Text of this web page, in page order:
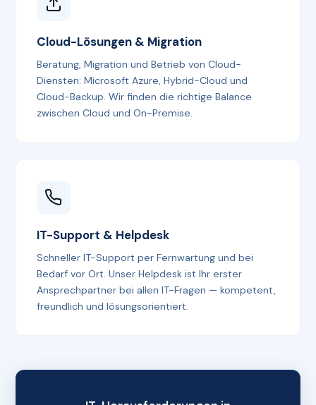
Cloud-Lösungen & Migration
Beratung, Migration und Betrieb von Cloud-
Diensten: Microsoft Azure, Hybrid-Cloud und
Cloud-Backup. Wir finden die richtige Balance
zwischen Cloud und On-Premise.
IT-Support & Helpdesk
Schneller IT-Support per Fernwartung und bei
Bedarf vor Ort. Unser Helpdesk ist Ihr erster
Ansprechpartner bei allen IT-Fragen — kompetent,
freundlich und lösungsorientiert.